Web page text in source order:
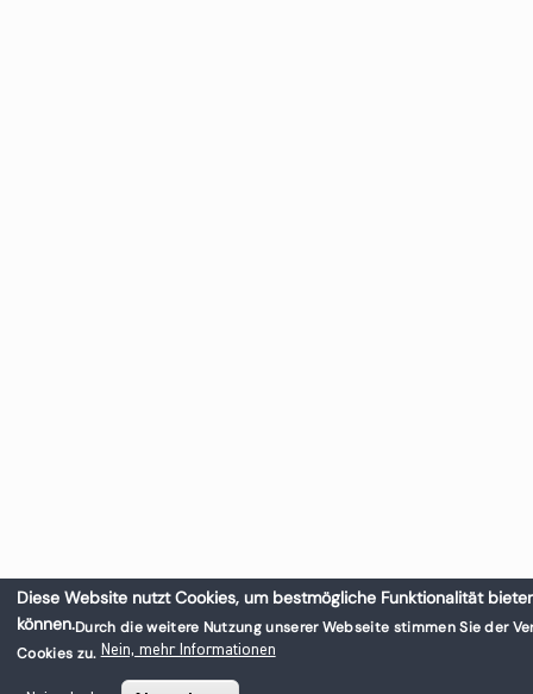
Diese Website nutzt Cookies, um bestmögliche Funktionalität
können.Durch die weitere Nutzung unserer Webseite stimmen Sie der
Cookies zu. Nein, mehr Informationen